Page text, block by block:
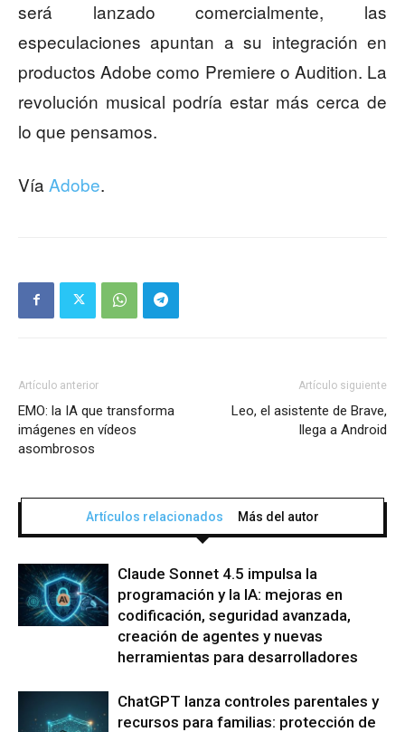
será lanzado comercialmente, las
especulaciones apuntan a su integración en
productos Adobe como Premiere o Audition. La
revolución musical podría estar más cerca de
lo que pensamos.
Vía Adobe.
Artículo anterior
EMO: la IA que transforma
imágenes en vídeos
asombrosos
Artículo siguiente
Leo, el asistente de Brave,
llega a Android
Artículos relacionados Más del autor
Claude Sonnet 4.5 impulsa la
programación y la IA: mejoras en
codificación, seguridad avanzada,
creación de agentes y nuevas
herramientas para desarrolladores
ChatGPT lanza controles parentales y
recursos para familias: protección de